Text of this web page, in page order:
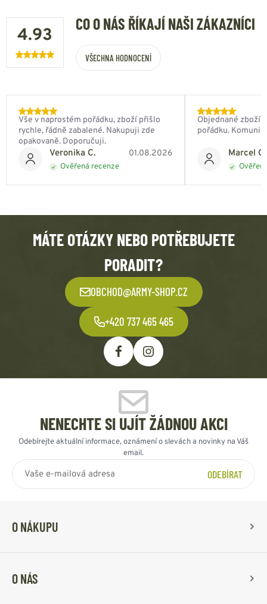
4.93
CO O NÁS ŘÍKAJÍ NAŠI ZÁKAZNÍCI
VŠECHNA HODNOCENÍ
Veronika C. 01.08.2026
Ověřená recenze
Vše v naprostém pořádku, zboží přišlo
rychle, řádně zabalené. Nakupuji zde
opakovaně. Doporučuji.
Marcel
Objednané zboží
pořádku.
MÁTE OTÁZKY NEBO POTŘEBUJETE
PORADIT?
OBCHOD@ARMY-SHOP.CZ
+420 737 465 465
NENECHTE SI UJÍT ŽÁDNOU AKCI
Odebírejte aktuální informace, oznámení o slevách a novinky na Váš
email.
ODEBÍRAT
O NÁKUPU
O NÁS